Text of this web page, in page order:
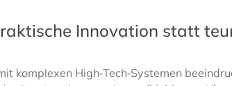
Innovation statt
komplexen High‑Tech‑Systemen